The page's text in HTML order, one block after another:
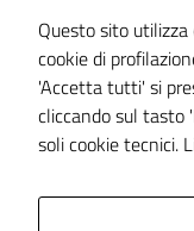
Cookie Policy
Note legali
Dichiarazione di
Piano di
Questo sito
cookie di
'Accetta tutti' si
cliccando sul tasto
soli cookie tecnici.